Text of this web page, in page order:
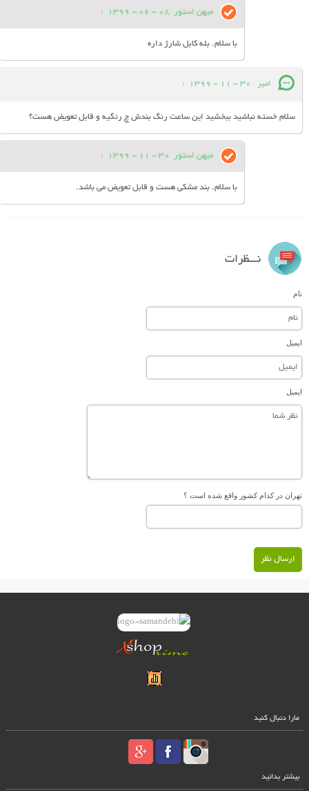
میهن استور 08 - 06 - 1399
:
با سلام. بله کابل شارژ داره
امیر 30 - 11 - 1399
:
سلام خسته نباشید ببخشید این ساعت رنگ بندش چ رنگیه و قابل تعویض هست؟
میهن استور 30 - 11 - 1399
:
با سلام. بند مشکی هست و قابل تعویض می باشد.
نـــظرات
نام
ایمیل
ایمیل
تهران در کدام کشور واقع شده است ؟
ارسال نظر
مارا دنبال کنید
بیشتر بدانید